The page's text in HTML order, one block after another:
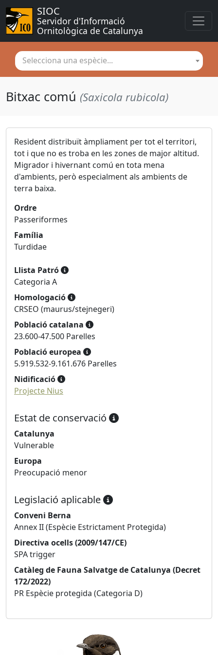
SIOC
Servidor d'Informació
Ornitològica de Catalunya
Selecciona una espècie...
Bitxac comú (Saxicola rubicola)
Resident distribuït àmpliament per tot el territori,
tot i que no es troba en les zones de major altitud.
Migrador i hivernant comú en tota mena
d'ambients, però especialment als ambients de
terra baixa.
Ordre
Passeriformes
Família
Turdidae
Llista Patró
Categoria A
Homologació
CRSEO (maurus/stejnegeri)
Població catalana
23.600-47.500 Parelles
Població europea
5.919.532-9.161.676 Parelles
Nidificació
Projecte Nius
Estat de conservació
Catalunya
Vulnerable
Europa
Preocupació menor
Legislació aplicable
Conveni Berna
Annex II (Espècie Estrictament Protegida)
Directiva ocells (2009/147/CE)
SPA trigger
Catàleg de Fauna Salvatge de Catalunya (Decret
172/2022)
PR Espècie protegida (Categoria D)